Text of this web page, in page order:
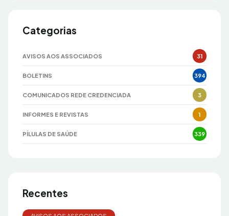
Categorias
AVISOS AOS ASSOCIADOS 31
BOLETINS 394
COMUNICADOS REDE CREDENCIADA 3
INFORMES E REVISTAS 1
PÍLULAS DE SAÚDE 339
Recentes